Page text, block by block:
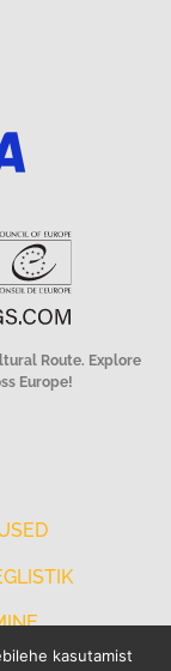
Route. Explore
Europe!
kasutamist